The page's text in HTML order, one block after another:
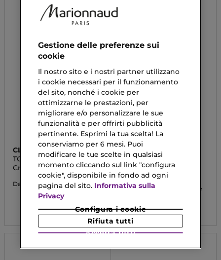
CLARINS
TOTAL EYE LIFT
Crema per gli occhi
Da 81,90 €
SVR
AMPOULE REFRESH
Trattamento
Concentrato Contorno
Occhi Ad Azione
Levigante E Tonificante
27,23 €
Gestione delle preferenze sui
cookie
Il nostro sito e i nostri partner utilizzano
i cookie necessari per il funzionamento
del sito, nonché i cookie per
ottimizzarne le prestazioni, per
migliorare e/o personalizzare le sue
funzionalità e per offrirti pubblicità
pertinente. Esprimi la tua scelta! La
conserviamo per 6 mesi. Puoi
modificare le tue scelte in qualsiasi
momento cliccando sul link "configura
cookie", disponibile in fondo ad ogni
pagina del sito. Informativa sulla
Privacy
Configura i cookie
Rifiuta tutti
Accetta tutti